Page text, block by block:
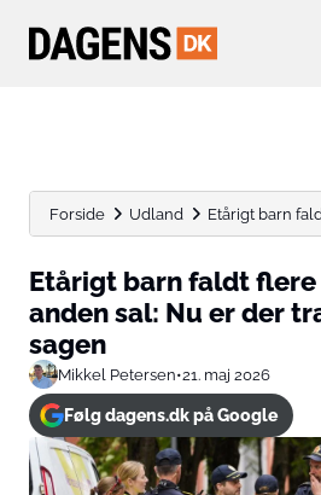
Forside Udland Etårigt barn
Etårigt barn faldt
anden sal: Nu er der
sagen
Mikkel Petersen•21. maj 2026
Følg dagens.dk på Google